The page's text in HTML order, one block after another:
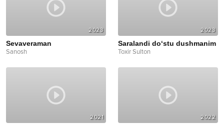
2023
Sevaveraman
Sanosh
2023
Saralandi do‘stu dushmanim
Toxir Sulton
2021 2022